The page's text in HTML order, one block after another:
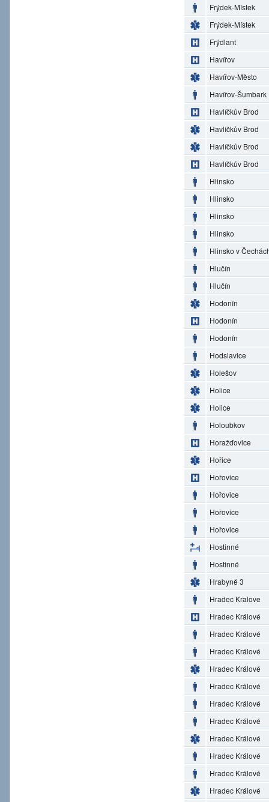
Frýdek-Místek
Frýdek-Místek
Frýdlant
Havířov
Havířov-Město
Havířov-Šumbark
Havlíčkův Brod
Havlíčkův Brod
Havlíčkův Brod
Havlíčkův Brod
Hlinsko
Hlinsko
Hlinsko
Hlinsko
Hlinsko v
Hlučín
Hlučín
Hodonín
Hodonín
Hodonín
Hodslavice
Holešov
Holice
Holice
Holoubkov
Horažďovice
Hořice
Hořovice
Hořovice
Hořovice
Hořovice
Hostinné
Hostinné
Hrabyně 3
Hradec Kralove
Hradec Králové
Hradec Králové
Hradec Králové
Hradec Králové
Hradec Králové
Hradec Králové
Hradec Králové
Hradec Králové
Hradec Králové
Hradec Králové
Hradec Králové